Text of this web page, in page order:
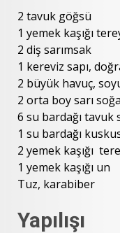
2 tavuk göğsü
1 yemek kaşığı
2 diş sarımsak
1 kereviz sapı,
2 büyük havuç,
2 orta boy sarı
6 su bardağı tavuk
1 su bardağı
2 yemek kaşığı
1 yemek kaşığı un
Tuz, karabiber
Yapılışı